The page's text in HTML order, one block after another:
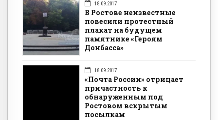
18.09.2017
В Ростове неизвестные
повесили протестный
плакат на будущем
памятнике «Героям
Донбасса»
18.09.2017
«Почта России» отрицает
причастность к
обнаруженным под
Ростовом вскрытым
посылкам